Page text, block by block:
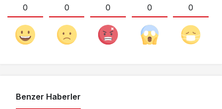
0 0 0 0 0
Benzer Haberler